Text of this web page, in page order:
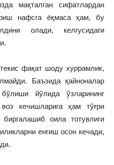
мақталган сифатлардан
нафсга ёқмаса ҳам, бу
олади, келгусидаги
фақат шоду хуррамлик,
Баъзида қайноналар
йўлида ўзларининг
кечишларига ҳам тўғри
оила тотувлиги
енгиш осон кечади,